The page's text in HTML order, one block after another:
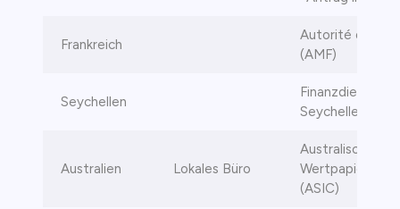
Frankreich
Autorité des
(AMF)
Seychellen
Seychellen
Australien Lokales Büro
Australische
Wertpapiere
(ASIC)